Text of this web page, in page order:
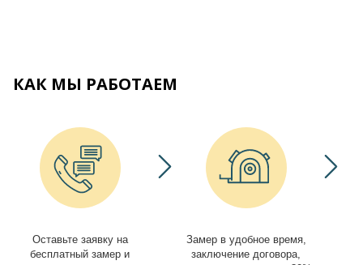
КАК МЫ РАБОТАЕМ
Оставьте заявку на
бесплатный замер и
Замер в удобное время,
заключение договора,